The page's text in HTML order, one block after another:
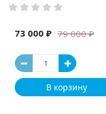
79 000 ₽
73 000 ₽
В корзину